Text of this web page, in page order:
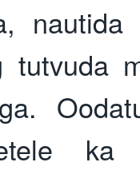
tutvuda
ka